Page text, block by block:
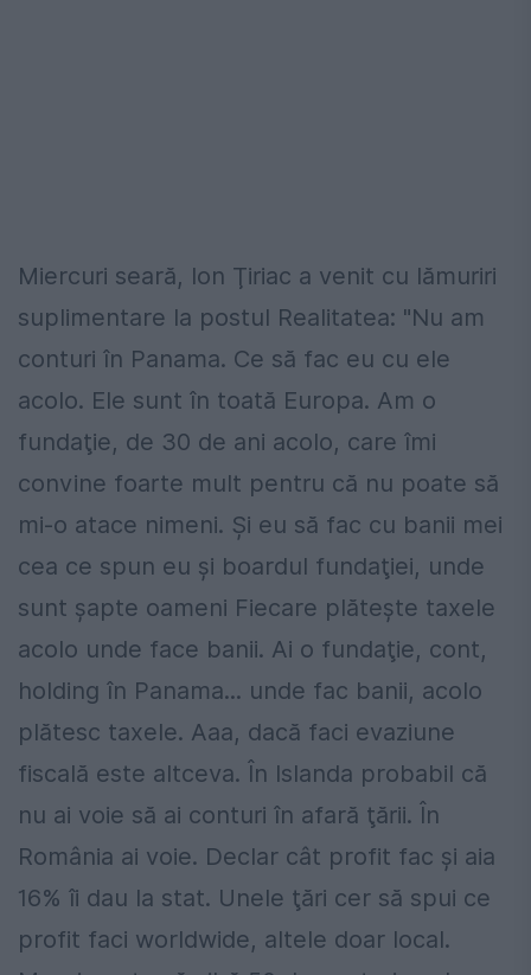
Miercuri seară, Ion Ţiriac a venit cu lămuriri
suplimentare la postul Realitatea: "Nu am
conturi în Panama. Ce să fac eu cu ele
acolo. Ele sunt în toată Europa. Am o
fundaţie, de 30 de ani acolo, care îmi
convine foarte mult pentru că nu poate să
mi-o atace nimeni. Şi eu să fac cu banii mei
cea ce spun eu şi boardul fundaţiei, unde
sunt şapte oameni Fiecare plăteşte taxele
acolo unde face banii. Ai o fundaţie, cont,
holding în Panama... unde fac banii, acolo
plătesc taxele. Aaa, dacă faci evaziune
fiscală este altceva. În Islanda probabil că
nu ai voie să ai conturi în afară ţării. În
România ai voie. Declar cât profit fac şi aia
16% îi dau la stat. Unele ţări cer să spui ce
profit faci worldwide, altele doar local.